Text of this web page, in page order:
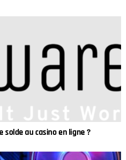
au casino en ligne ?